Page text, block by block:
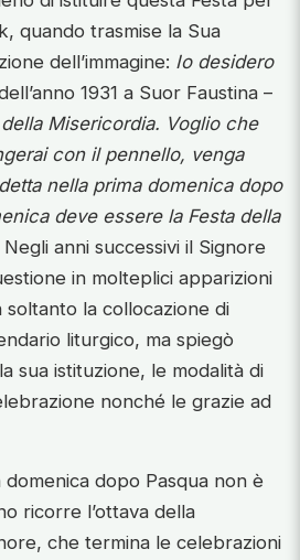
quando trasmise la Sua
dell’immagine: Io desidero
1931 a Suor Faustina –
Misericordia. Voglio che
con il pennello, venga
nella prima domenica dopo
deve essere la Festa della
anni successivi il Signore
in molteplici apparizioni
la collocazione di
liturgico, ma spiegò
sua istituzione, le modalità di
nonché le grazie ad
dopo Pasqua non è
ricorre l’ottava della
che termina le celebrazioni